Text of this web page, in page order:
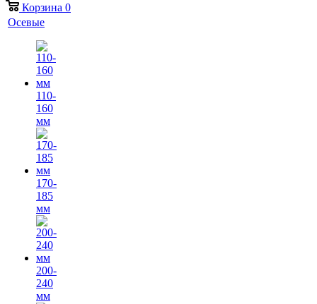
Корзина 0
Осевые
110-
160
мм
170-
185
мм
200-
240
мм